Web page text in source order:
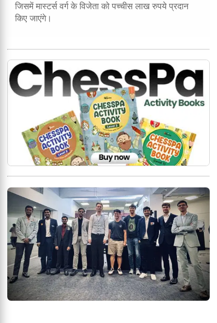
जिसमें मास्टर्स वर्ग के विजेता को पच्चीस लाख रुपये प्रदान
किए जाएंगे।